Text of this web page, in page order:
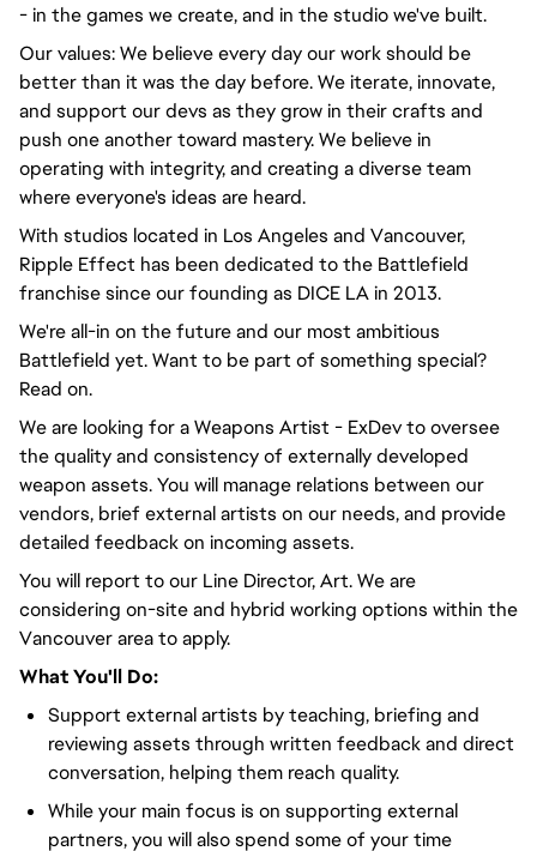
- in the games we create, and in the studio we've built.
Our values: We believe every day our work should be
better than it was the day before. We iterate, innovate,
and support our devs as they grow in their crafts and
push one another toward mastery. We believe in
operating with integrity, and creating a diverse team
where everyone's ideas are heard.
With studios located in Los Angeles and Vancouver,
Ripple Effect has been dedicated to the Battlefield
franchise since our founding as DICE LA in 2013.
We're all-in on the future and our most ambitious
Battlefield yet. Want to be part of something special?
Read on.
We are looking for a Weapons Artist - ExDev to oversee
the quality and consistency of externally developed
weapon assets. You will manage relations between our
vendors, brief external artists on our needs, and provide
detailed feedback on incoming assets.
You will report to our Line Director, Art. We are
considering on-site and hybrid working options within the
Vancouver area to apply.
What You'll Do:
Support external artists by teaching, briefing and
reviewing assets through written feedback and direct
conversation, helping them reach quality.
While your main focus is on supporting external
partners, you will also spend some of your time